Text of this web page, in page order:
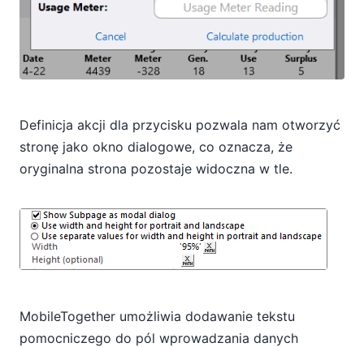
Definicja akcji dla przycisku pozwala nam otworzyć
stronę jako okno dialogowe, co oznacza, że
oryginalna strona pozostaje widoczna w tle.
MobileTogether umożliwia dodawanie tekstu
pomocniczego do pól wprowadzania danych